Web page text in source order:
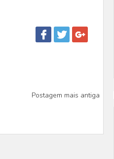
Postagem mais antiga